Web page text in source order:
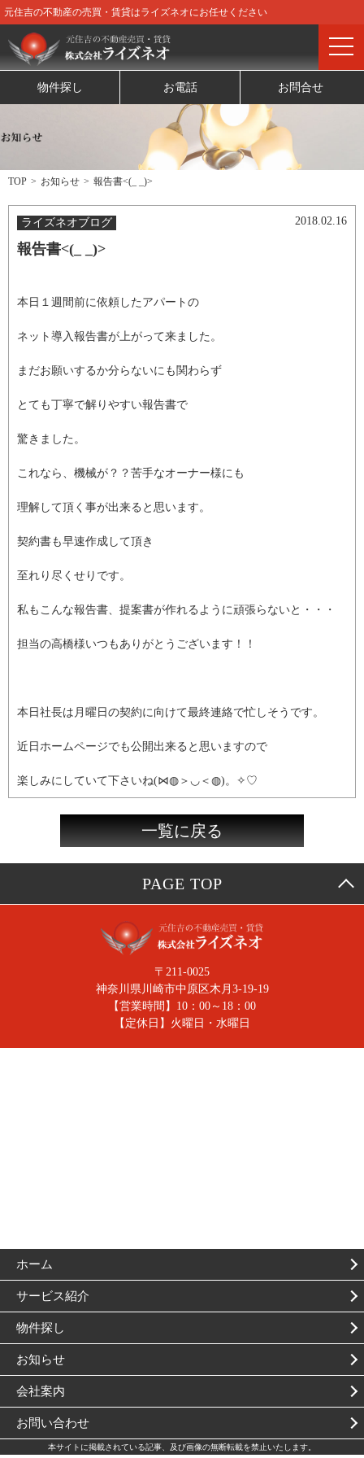
元住吉の不動産の売買・賃貸はライズネオにお任せください
物件探し お電話 お問合せ
TOP お知らせ 報告書<(_ _)>
2018.02.16
ライズネオブログ
報告書<(_ _)>
本日１週間前に依頼したアパートの
ネット導入報告書が上がって来ました。
まだお願いするか分らないにも関わらず
とても丁寧で解りやすい報告書で
驚きました。
これなら、機械が？？苦手なオーナー様にも
理解して頂く事が出来ると思います。
契約書も早速作成して頂き
至れり尽くせりです。
私もこんな報告書、提案書が作れるように頑張らないと・・・
担当の高橋様いつもありがとうございます！！
本日社長は月曜日の契約に向けて最終連絡で忙しそうです。
近日ホームページでも公開出来ると思いますので
楽しみにしていて下さいね(⋈◍＞◡＜◍)。✧♡
一覧に戻る
PAGE TOP
〒211-0025
神奈川県川崎市中原区木月3-19-19
【営業時間】10：00～18：00
【定休日】火曜日・水曜日
ホーム
サービス紹介
物件探し
お知らせ
会社案内
お問い合わせ
本サイトに掲載されている記事、及び画像の無断転載を禁止いたします。